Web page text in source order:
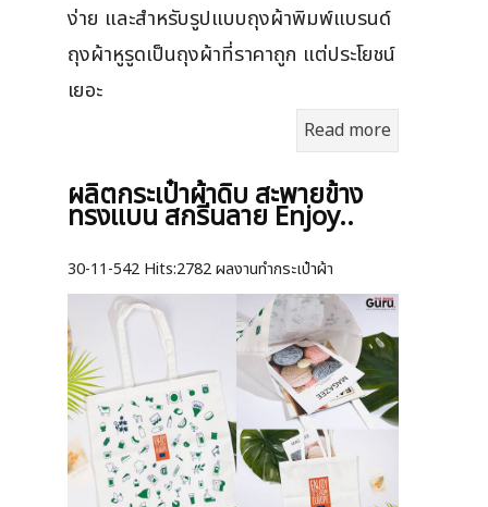
ง่าย และสำหรับรูปแบบถุงผ้าพิมพ์แบรนด์
ถุงผ้าหูรูดเป็นถุงผ้าที่ราคาถูก แต่ประโยชน์
เยอะ
Read more
ผลิตกระเป๋าผ้าดิบ สะพายข้าง
ทรงแบน สกรีนลาย Enjoy..
30-11-542 Hits:2782 ผลงานทำกระเป๋าผ้า